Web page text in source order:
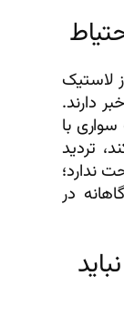
لاستیک
دارند.
با
تردید
ندارد؛
در